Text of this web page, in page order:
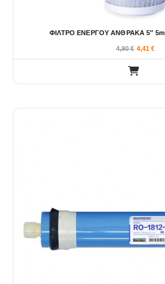
ΦΙΛΤΡΟ ΕΝΕΡΓΟΥ ΑΝΘΡΑΚΑ 5″
4,90€ 4,41€